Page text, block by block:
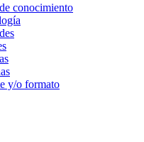
conocimiento
y/o formato